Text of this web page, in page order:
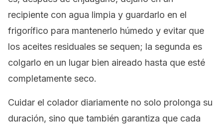
recipiente con agua limpia y guardarlo en el
frigorífico para mantenerlo húmedo y evitar que
los aceites residuales se sequen; la segunda es
colgarlo en un lugar bien aireado hasta que esté
completamente seco.
Cuidar el colador diariamente no solo prolonga su
duración, sino que también garantiza que cada